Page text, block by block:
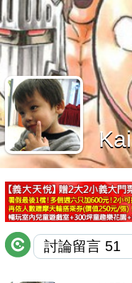
最新消息
最新留言
商家合作
推薦景點
討論區
聯絡我們
Kai